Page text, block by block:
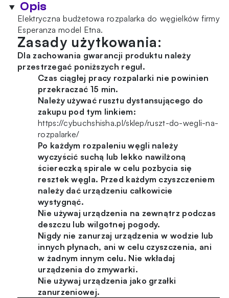
Opis
Elektryczna budżetowa rozpalarka do węgielków firmy
Esperanza model Etna.
Zasady użytkowania:
Dla zachowania gwarancji produktu należy
przestrzegać poniższych reguł.
Czas ciągłej pracy rozpalarki nie powinien
przekraczać 15 min.
Należy używać rusztu dystansującego do
zakupu pod tym linkiem:
https://cybuchshisha.pl/sklep/ruszt-do-wegli-na-
rozpalarke/
Po każdym rozpaleniu węgli należy
wyczyścić suchą lub lekko nawilżoną
ściereczką spirale w celu pozbycia się
resztek węgla. Przed każdym czyszczeniem
należy dać urządzeniu całkowicie
wystygnąć.
Nie używaj urządzenia na zewnątrz podczas
deszczu lub wilgotnej pogody.
Nigdy nie zanurzaj urządzenia w wodzie lub
innych płynach, ani w celu czyszczenia, ani
w żadnym innym celu. Nie wkładaj
urządzenia do zmywarki.
Nie używaj urządzenia jako grzałki
zanurzeniowej.